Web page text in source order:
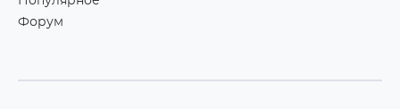
Форум